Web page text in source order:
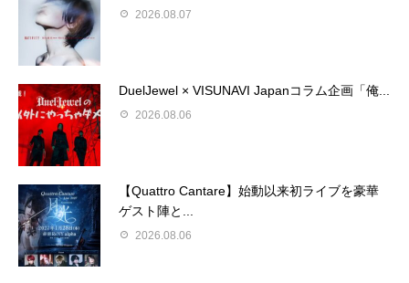
2026.08.07
DuelJewel × VISUNAVI Japanコラム企画「俺...
2026.08.06
【Quattro Cantare】始動以来初ライブを豪華
ゲスト陣と...
2026.08.06